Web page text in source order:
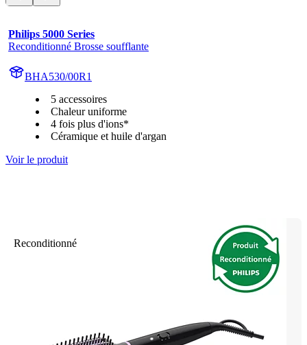
Philips 5000 Series
Reconditionné Brosse soufflante
BHA530/00R1
5 accessoires
Chaleur uniforme
4 fois plus d'ions*
Céramique et huile d'argan
Voir le produit
Reconditionné